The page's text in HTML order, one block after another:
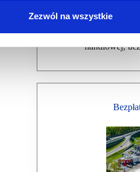
Zezwól na wszystkie
Bezpłatna
handlowej,